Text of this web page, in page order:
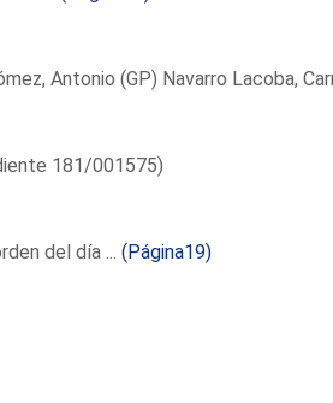
Antonio (GP) Navarro Lacoba,
181/001575)
del día ... (Página19)